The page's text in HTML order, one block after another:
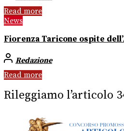
Read more
News
Fiorenza Taricone ospite
Redazione
Read more
Rileggiamo l’articolo